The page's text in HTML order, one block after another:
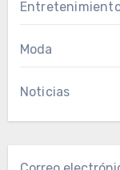
Moda
Noticias